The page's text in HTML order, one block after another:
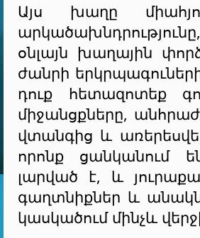
Այս խաղը
օնլայն խաղային
ժանրի
դուք հետազոտեք
միջանցքները,
վտանգից և
որոնք ցանկանում
լարված է, և
գաղտնիքներ և
կասկածում մինչև